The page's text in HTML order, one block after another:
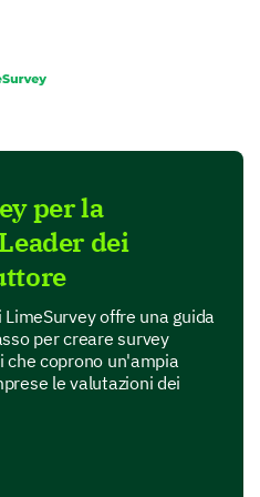
2-In disaccordo,
5-Totalmente
e illustrazioni adeguati
linguaggio del corpo del
del Leader
e delle abilità del
del leader del
trattato?
per la
dei
offre una guida
per creare survey
che coprono un'ampia
le valutazioni dei